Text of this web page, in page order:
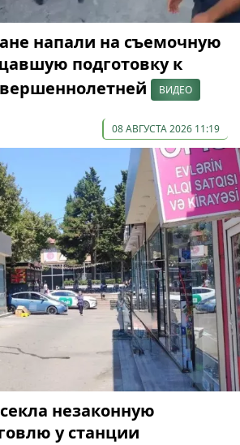
напали на съемочную
подготовку к
ВИДЕО
08 АВГУСТА 2026 11:19
незаконную
у станции